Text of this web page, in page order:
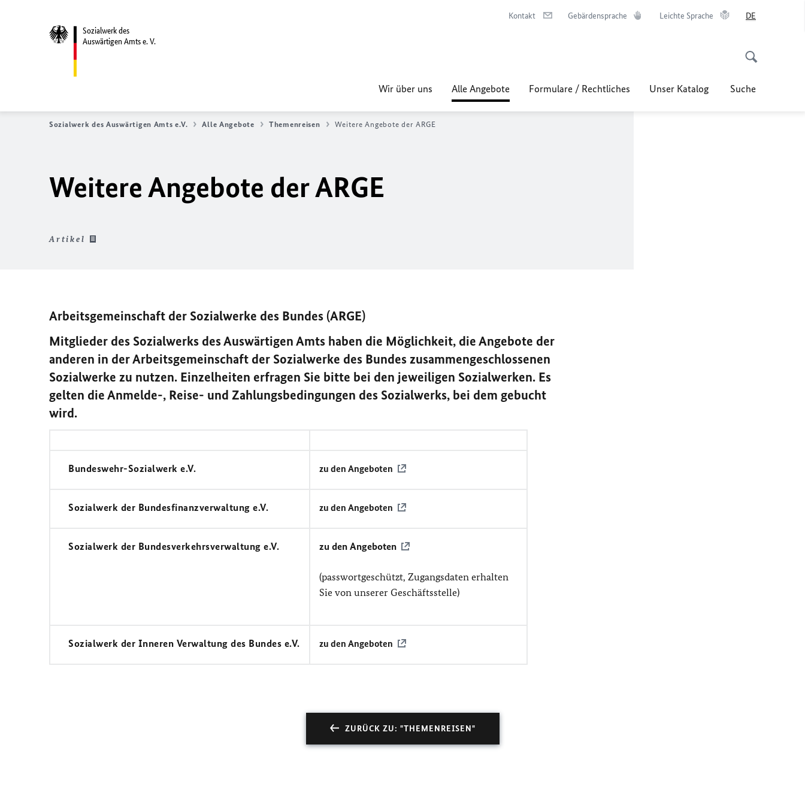
Sozialwerk des
Auswärtigen Amts e. V.
Kontakt Gebärdensprache Leichte Sprache DE
Wir über uns Alle Angebote Formulare / Rechtliches Unser Katalog Suche
Sozialwerk des Auswärtigen Amts e.V. Alle Angebote Themenreisen Weitere Angebote der ARGE
Weitere Angebote der ARGE
Artikel
Arbeitsgemeinschaft der Sozialwerke des Bundes (ARGE)
Mitglieder des Sozialwerks des Auswärtigen Amts haben die Möglichkeit, die Angebote der
anderen in der Arbeitsgemeinschaft der Sozialwerke des Bundes zusammengeschlossenen
Sozialwerke zu nutzen. Einzelheiten erfragen Sie bitte bei den jeweiligen Sozialwerken. Es
gelten die Anmelde-, Reise- und Zahlungsbedingungen des Sozialwerks, bei dem gebucht
wird.
Bundeswehr-Sozialwerk e.V. zu den Angeboten
Sozialwerk der Bundesfinanzverwaltung e.V. zu den Angeboten
Sozialwerk der Bundesverkehrsverwaltung e.V. zu den Angeboten
(passwortgeschützt, Zugangsdaten erhalten
Sie von unserer Geschäftsstelle)
Sozialwerk der Inneren Verwaltung des Bundes e.V. zu den Angeboten
ZURÜCK ZU: "THEMENREISEN"